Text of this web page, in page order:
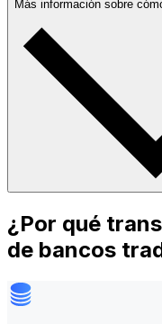
Más información sobre
¿Por qué
de bancos